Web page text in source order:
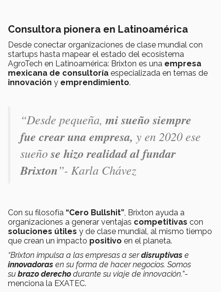
Consultora pionera en Latinoamérica
Desde conectar organizaciones de clase mundial con
startups hasta mapear el estado del ecosistema
AgroTech en Latinoamérica: Brixton es una empresa
mexicana de consultoría especializada en temas de
innovación y emprendimiento.
“Desde pequeña, mi sueño siempre
fue crear una empresa, y en 2020 ese
sueñose hizo realidad al fundar
Brixton”- Karla Chávez
Con su filosofía “Cero Bullshit” , Brixton ayuda a
organizaciones a generar ventajas competitivas con
soluciones útiles y de clase mundial, al mismo tiempo
que crean un impacto positivo en el planeta.
“Brixton impulsa a las empresas a serdisruptivas e
innovadoras en su forma de hacer negocios. Somos
su brazo derecho durante su viaje de innovación.”-
menciona la EXATEC.